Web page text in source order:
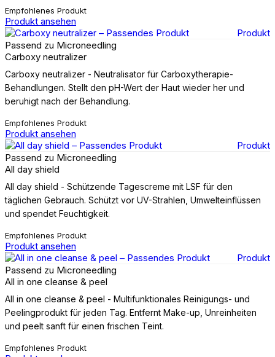
Empfohlenes Produkt
Produkt ansehen
Produkt
Passend zu Microneedling
Carboxy neutralizer
Carboxy neutralizer - Neutralisator für Carboxytherapie-
Behandlungen. Stellt den pH-Wert der Haut wieder her und
beruhigt nach der Behandlung.
Empfohlenes Produkt
Produkt ansehen
Produkt
Passend zu Microneedling
All day shield
All day shield - Schützende Tagescreme mit LSF für den
täglichen Gebrauch. Schützt vor UV-Strahlen, Umwelteinflüssen
und spendet Feuchtigkeit.
Empfohlenes Produkt
Produkt ansehen
Produkt
Passend zu Microneedling
All in one cleanse & peel
All in one cleanse & peel - Multifunktionales Reinigungs- und
Peelingprodukt für jeden Tag. Entfernt Make-up, Unreinheiten
und peelt sanft für einen frischen Teint.
Empfohlenes Produkt